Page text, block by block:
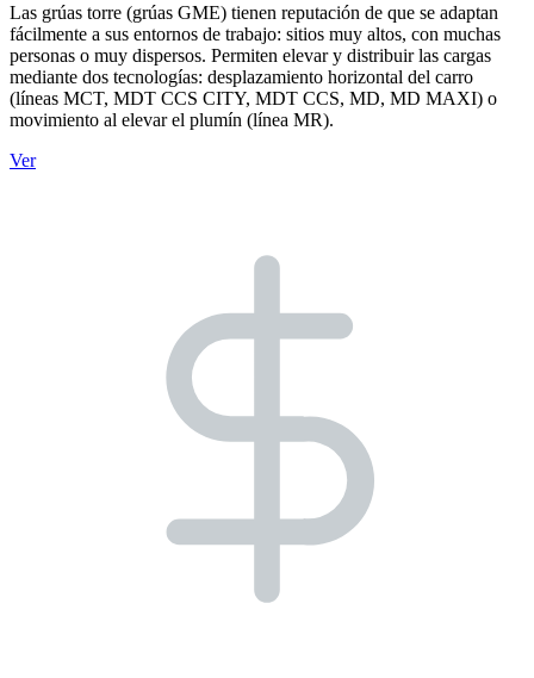
Las grúas torre (grúas GME) tienen reputación de que se adaptan
fácilmente a sus entornos de trabajo: sitios muy altos, con muchas
personas o muy dispersos. Permiten elevar y distribuir las cargas
mediante dos tecnologías: desplazamiento horizontal del carro
(líneas MCT, MDT CCS CITY, MDT CCS, MD, MD MAXI) o
movimiento al elevar el plumín (línea MR).
Ver